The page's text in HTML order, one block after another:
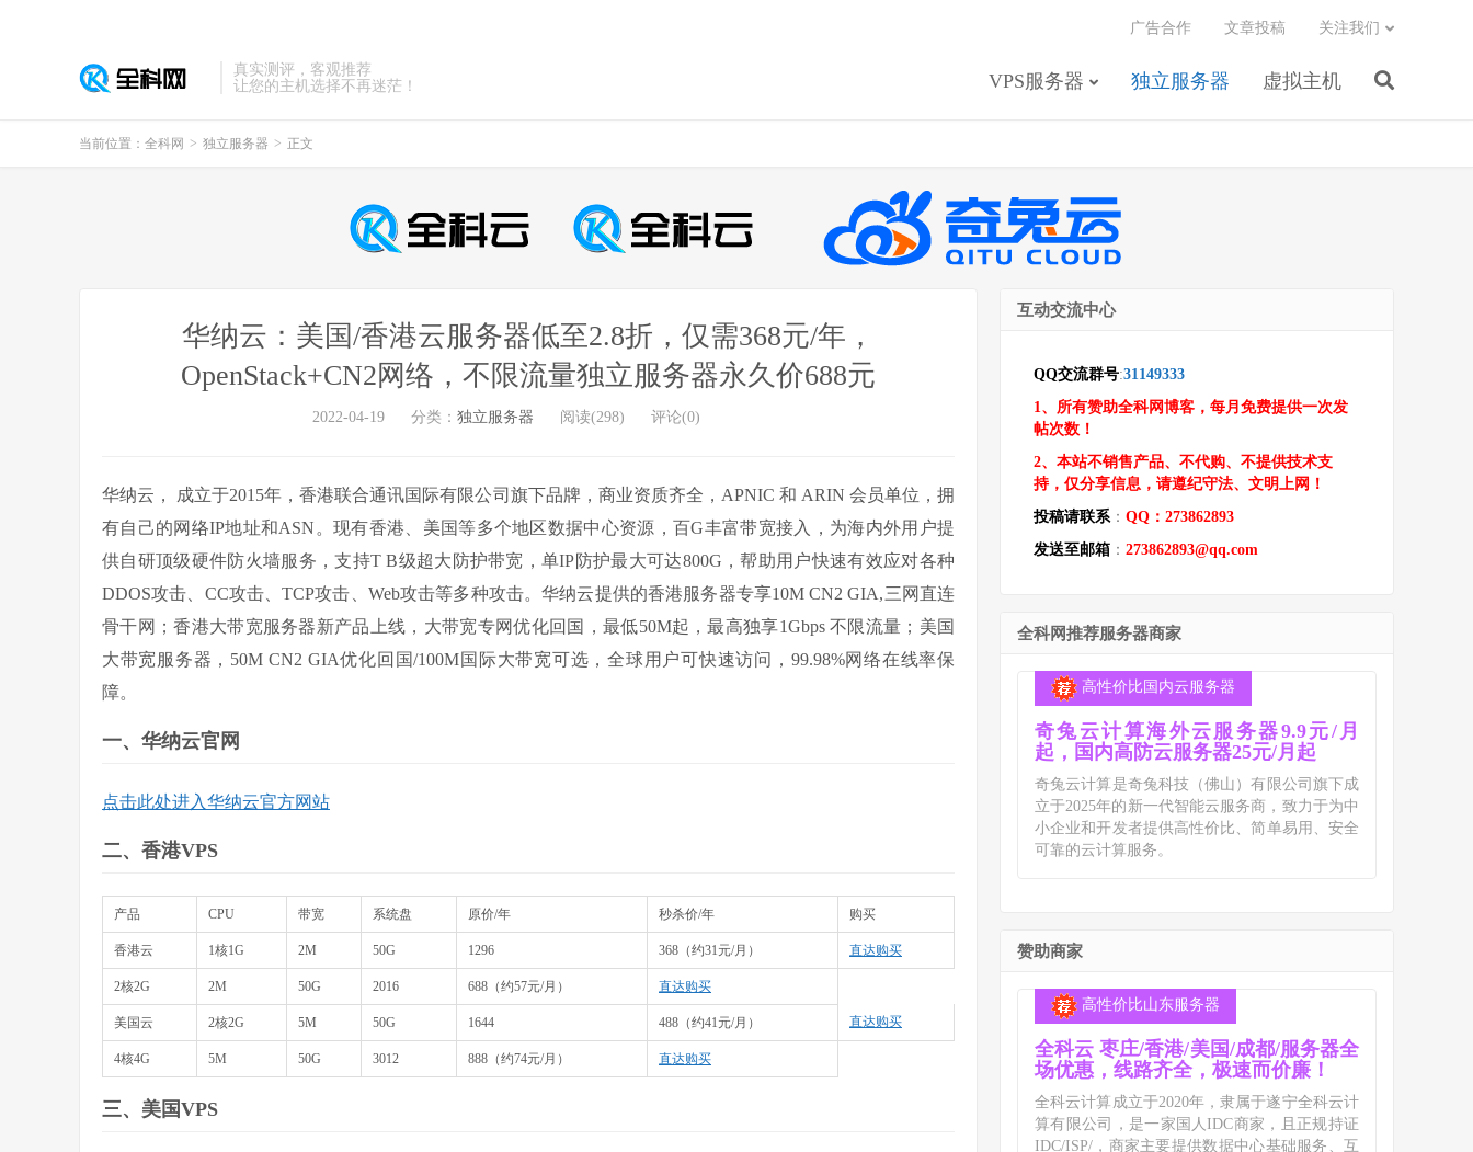
真实测评，客观推荐
让您的主机选择不再迷茫！
VPS服务器 独立服务器 虚拟主机
广告合作 文章投稿 关注我们
当前位置： 全科网 > 独立服务器 > 正文
华纳云：美国/香港云服务器低至2.8折，仅需368元/年，
OpenStack+CN2网络，不限流量独立服务器永久价688元
2022-04-19 分类： 独立服务器 阅读(298) 评论(0)
华纳云， 成立于2015年，香港联合通讯国际有限公司旗下品牌，商业资质齐全，APNIC 和 ARIN 会员单位，拥
有自己的网络IP地址和ASN。现有香港、美国等多个地区数据中心资源，百G丰富带宽接入，为海内外用户提
供自研顶级硬件防火墙服务，支持T B级超大防护带宽，单IP防护最大可达800G，帮助用户快速有效应对各种
DDOS攻击、CC攻击、TCP攻击、Web攻击等多种攻击。华纳云提供的香港服务器专享10M CN2 GIA,三网直连
骨干网；香港大带宽服务器新产品上线，大带宽专网优化回国，最低50M起，最高独享1Gbps 不限流量；美国
大带宽服务器，50M CN2 GIA优化回国/100M国际大带宽可选，全球用户可快速访问，99.98%网络在线率保
障。
一、华纳云官网
点击此处进入华纳云官方网站
二、香港VPS
产品 CPU 带宽 系统盘 原价/年 秒杀价/年 购买
香港云 1核1G 2M 50G 1296 368（约31元/月） 直达购买
2核2G 2M 50G 2016 688（约57元/月） 直达购买
美国云 2核2G 5M 50G 1644 488（约41元/月） 直达购买
4核4G 5M 50G 3012 888（约74元/月） 直达购买
三、美国VPS
互动交流中心
QQ交流群号:31149333
1、所有赞助全科网博客，每月免费提供一次发
帖次数！
2、本站不销售产品、不代购、不提供技术支
持，仅分享信息，请遵纪守法、文明上网！
投稿请联系： QQ：273862893
发送至邮箱 ： 273862893@qq.com
全科网推荐服务器商家
高性价比国内云服务器
奇兔云计算海外云服务器9.9元/月
起，国内高防云服务器25元/月起
奇兔云计算是奇兔科技（佛山）有限公司旗下成
立于2025年的新一代智能云服务商，致力于为中
小企业和开发者提供高性价比、简单易用、安全
可靠的云计算服务。
赞助商家
高性价比山东服务器
全科云 枣庄/香港/美国/成都/服务器全
场优惠，线路齐全，极速而价廉！
全科云计算成立于2020年，隶属于遂宁全科云计
算有限公司，是一家国人IDC商家，且正规持证
IDC/ISP/，商家主要提供数据中心基础服务、互